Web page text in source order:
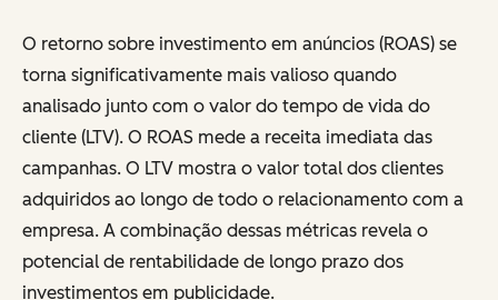
O retorno sobre investimento em anúncios (ROAS) se
torna significativamente mais valioso quando
analisado junto com o valor do tempo de vida do
cliente (LTV). O ROAS mede a receita imediata das
campanhas. O LTV mostra o valor total dos clientes
adquiridos ao longo de todo o relacionamento com a
empresa. A combinação dessas métricas revela o
potencial de rentabilidade de longo prazo dos
investimentos em publicidade.